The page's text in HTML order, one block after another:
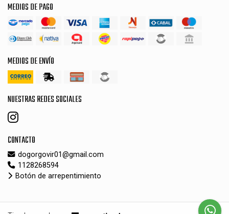
MEDIOS DE PAGO
MEDIOS DE ENVÍO
NUESTRAS REDES SOCIALES
CONTACTO
dogorgovir01@gmail.com
1128268594
Botón de arrepentimiento